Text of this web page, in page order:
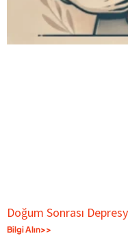
Doğum Sonrası
Bilgi Alın>>